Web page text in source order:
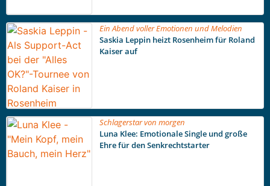
Ein Abend voller Emotionen und Melodien
Saskia Leppin heizt Rosenheim für Roland
Kaiser auf
Schlagerstar von morgen
Luna Klee: Emotionale Single und große
Ehre für den Senkrechtstarter